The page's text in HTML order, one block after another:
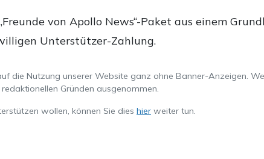
von Apollo News“-Paket aus einem
Unterstützer-Zahlung.
die Nutzung unserer Website ganz ohne Banner-Anzeigen.
Gründen ausgenommen.
wollen, können Sie dies hier weiter tun.